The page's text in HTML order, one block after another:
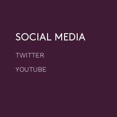
SOCIAL MEDIA
TWITTER
YOUTUBE